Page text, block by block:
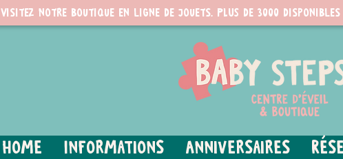
Visitez notre boutique en ligne de jouets. PLUS de 3000 disponibles
Home Informations Anniversaires